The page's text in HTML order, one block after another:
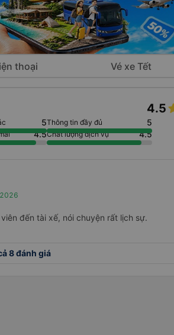
thoại Vé xe Tết
4.5
5Thông tin đầy đủ 5
4.5Chất lượng dịch vụ 4.5
đến tài xế, nói chuyện rất lịch sự.
8 đánh giá